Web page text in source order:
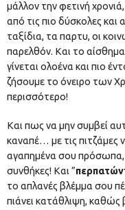
μάλλον την φετινή
από τις πιο δύσκολες
ταξίδια, τα παρτυ, οι
παρελθόν. Και το
γίνεται ολοένα και πιο
ζήσουμε το όνειρο των
περισσότερο!
Και πως να μην συμβεί
καναπέ… με τις πιτζάμες
αγαπημένα σου πρόσωπα,
συνθήκες! Και ”
το απλανές βλέμμα σου
πιάνει κατάθλιψη, καθώς